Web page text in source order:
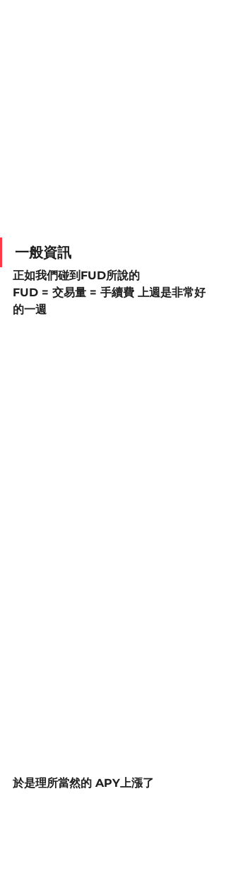
一般資訊
正如我們碰到FUD所說的
FUD = 交易量 = 手續費 上週是非常好
的一週
於是理所當然的 APY上漲了